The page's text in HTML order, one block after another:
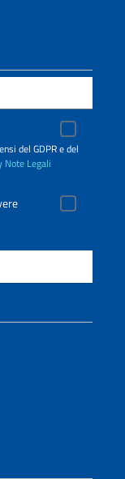
del GDPR e del
Note Legali